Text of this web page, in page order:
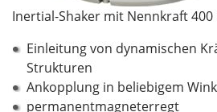
Inertial-Shaker mit Nennkraft 400
Einleitung von dynamischen
Strukturen
Ankopplung in beliebigem
permanentmagneterregt